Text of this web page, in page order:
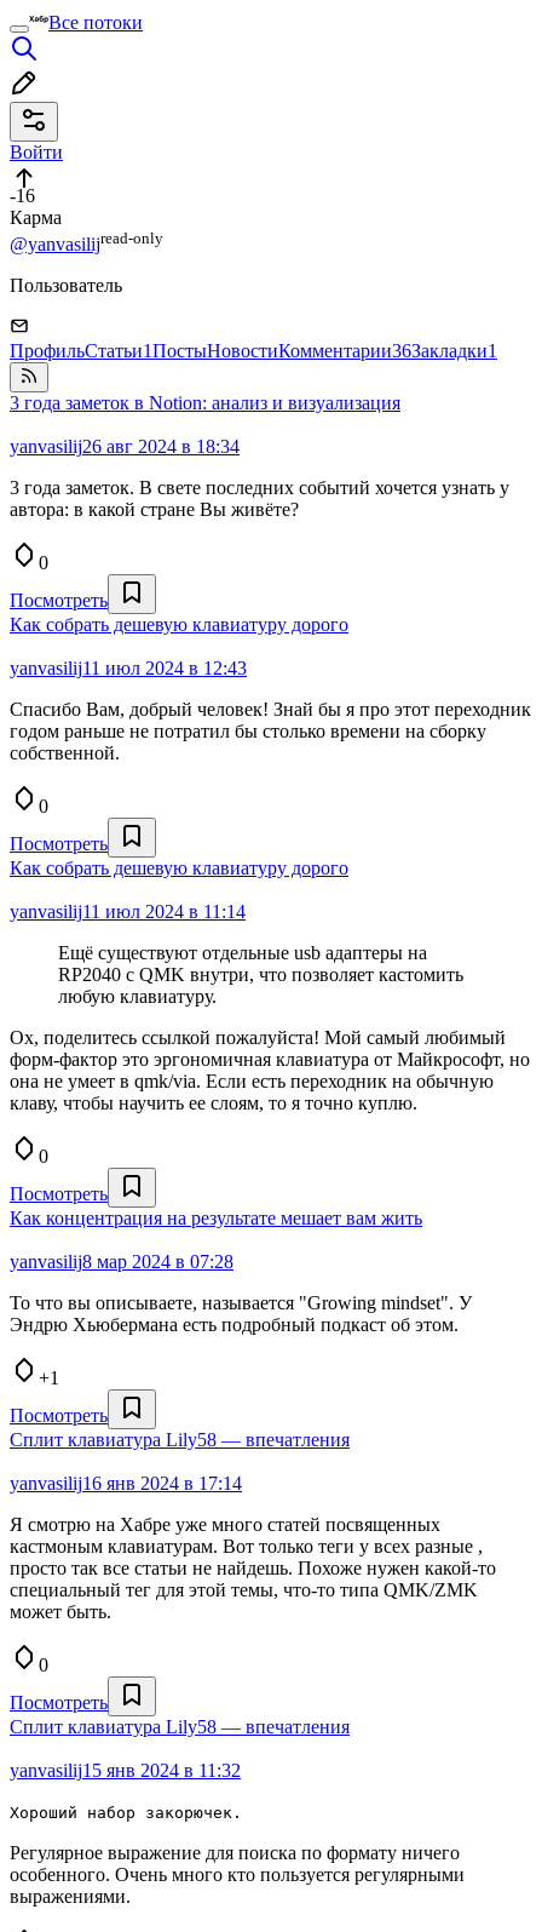
Все потоки
Войти
-16
Карма
@yanvasilijread⁠-⁠only
Пользователь
ПрофильСтатьи1ПостыНовостиКомментарии36Закладки1
3 года заметок в Notion: анализ и визуализация
yanvasilij26 авг 2024 в 18:34
3 года заметок. В свете последних событий хочется узнать у
автора: в какой стране Вы живёте?
0
Посмотреть
Как собрать дешевую клавиатуру дорого
yanvasilij11 июл 2024 в 12:43
Спасибо Вам, добрый человек! Знай бы я про этот переходник
годом раньше не потратил бы столько времени на сборку
собственной.
0
Посмотреть
Как собрать дешевую клавиатуру дорого
yanvasilij11 июл 2024 в 11:14
Ещё существуют отдельные usb адаптеры на
RP2040 с QMK внутри, что позволяет кастомить
любую клавиатуру.
Ох, поделитесь ссылкой пожалуйста! Мой самый любимый
форм-фактор это эргономичная клавиатура от Майкрософт, но
она не умеет в qmk/via. Если есть переходник на обычную
клаву, чтобы научить ее слоям, то я точно куплю.
0
Посмотреть
Как концентрация на результате мешает вам жить
yanvasilij8 мар 2024 в 07:28
То что вы описываете, называется "Growing mindset". У
Эндрю Хьюбермана есть подробный подкаст об этом.
+1
Посмотреть
Сплит клавиатура Lily58 — впечатления
yanvasilij16 янв 2024 в 17:14
Я смотрю на Хабре уже много статей посвященных
кастмоным клавиатурам. Вот только теги у всех разные ,
просто так все статьи не найдешь. Похоже нужен какой-то
специальный тег для этой темы, что-то типа QMK/ZMK
может быть.
0
Посмотреть
Сплит клавиатура Lily58 — впечатления
yanvasilij15 янв 2024 в 11:32
Хороший набор закорючек.
Регулярное выражение для поиска по формату ничего
особенного. Очень много кто пользуется регулярными
выражениями.